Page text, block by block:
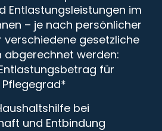
Entlastungsleistungen im
– je nach persönlicher
verschiedene gesetzliche
abgerechnet werden:
für
bei
und Entbindung